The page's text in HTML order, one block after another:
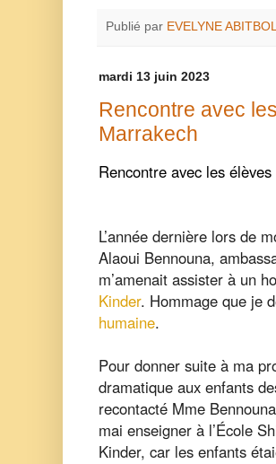
Publié par EVELYNE ABITBOL
mardi 13 juin 2023
Rencontre avec
Marrakech
Rencontre avec les élèves
L’année dernière lors de
Alaoui Bennouna,
m’amenait assister à un
Kinder. Hommage que je
humaine.
Pour donner suite à ma
dramatique aux enfants
recontacté Mme
mai enseigner à l’École
Kinder, car les enfants